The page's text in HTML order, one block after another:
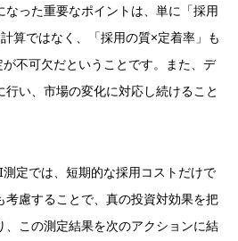
なった重要なポイントは、単に「採用
算ではなく、「採用の質×定着率」も
不可欠だということです。また、デ
い、市場の変化に対応し続けること
定では、短期的な採用コストだけで
考慮することで、真の投資対効果を把
、この測定結果を次のアクションに結